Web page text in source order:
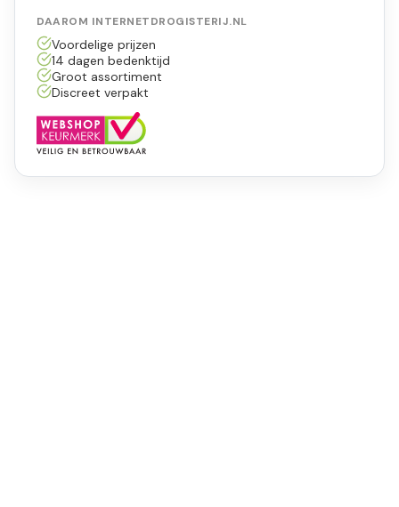
DAAROM INTERNETDROGISTERIJ.NL
Voordelige prijzen
14 dagen bedenktijd
Groot assortiment
Discreet verpakt